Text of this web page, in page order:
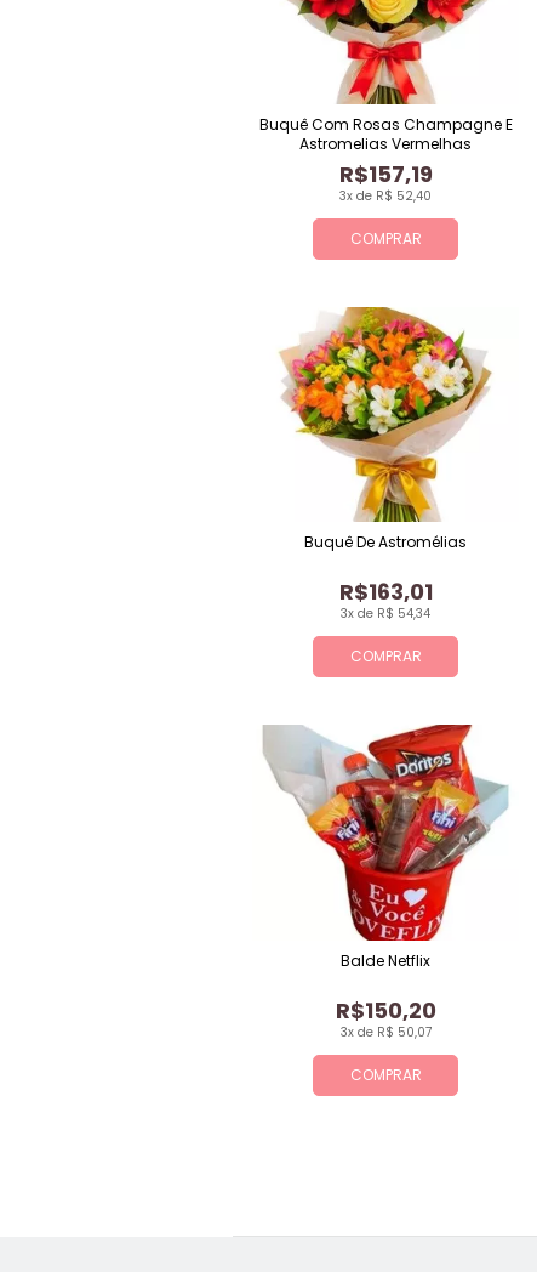
COMPRAR
3x de R$ 52,40
R$157,19
Buquê Com Rosas Champagne E
Astromelias Vermelhas
COMPRAR
3x de R$ 54,34
R$163,01
Buquê De Astromélias
COMPRAR
3x de R$ 50,07
R$150,20
Balde Netflix